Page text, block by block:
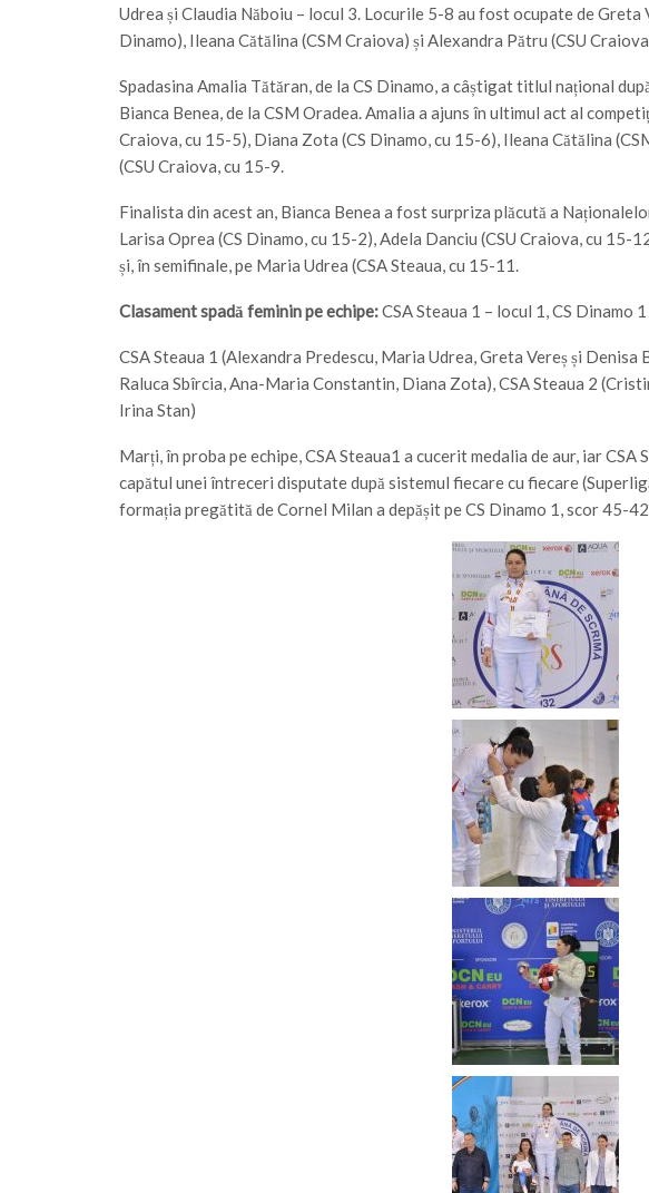
Udrea și Claudia Năboiu – locul 3. Locurile 5-8 au fost ocupate de Greta
Dinamo), Ileana Cătălina (CSM Craiova) și Alexandra Pătru (CSU
Spadasina Amalia Tătăran, de la CS Dinamo, a câștigat titlul național
Bianca Benea, de la CSM Oradea. Amalia a ajuns în ultimul act al
Craiova, cu 15-5), Diana Zota (CS Dinamo, cu 15-6), Ileana Cătălina
(CSU Craiova, cu 15-9.
Finalista din acest an, Bianca Benea a fost surpriza plăcută a
Larisa Oprea (CS Dinamo, cu 15-2), Adela Danciu (CSU Craiova, cu 15-
și, în semifinale, pe Maria Udrea (CSA Steaua, cu 15-11.
Clasament spadă feminin pe echipe:CSA Steaua 1 – locul 1, CS Dinamo
CSA Steaua 1 (Alexandra Predescu, Maria Udrea, Greta Vereș și Denisa
Raluca Sbîrcia, Ana-Maria Constantin, Diana Zota), CSA Steaua 2
Irina Stan)
Marți, în proba pe echipe, CSA Steaua1 a cucerit medalia de aur, iar
capătul unei întreceri disputate după sistemul fiecare cu fiecare
formația pregătită de Cornel Milan a depășit pe CS Dinamo 1, scor 45-